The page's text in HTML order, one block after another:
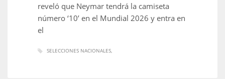
reveló que Neymar tendrá la camiseta
número ‘10’ en el Mundial 2026 y entra en
el
SELECCIONES NACIONALES